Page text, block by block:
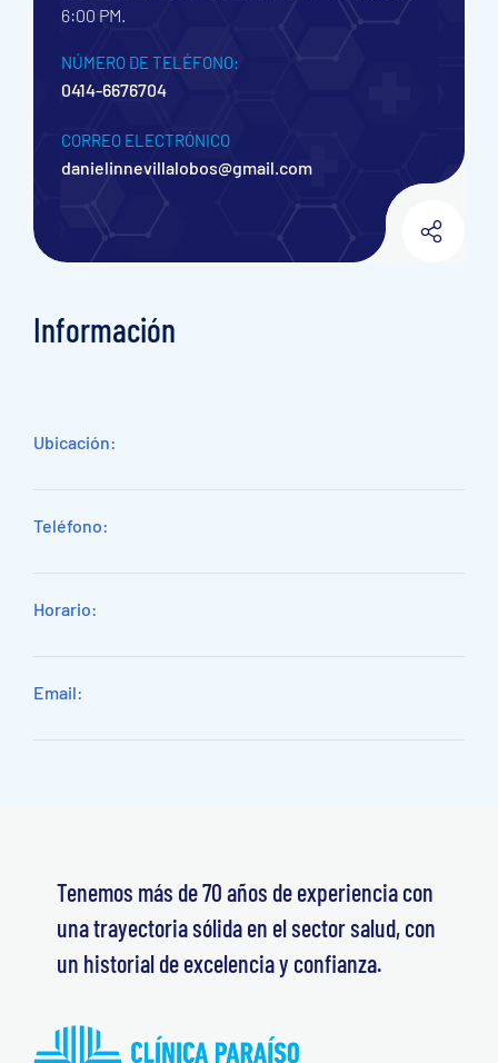
6:00 PM.
NÚMERO DE TELÉFONO:
0414-6676704
CORREO ELECTRÓNICO
danielinnevillalobos@gmail.com
Información
Ubicación:
Teléfono:
Horario:
Email:
Tenemos más de 70 años de experiencia con
una trayectoria sólida en el sector salud, con
un historial de excelencia y confianza.